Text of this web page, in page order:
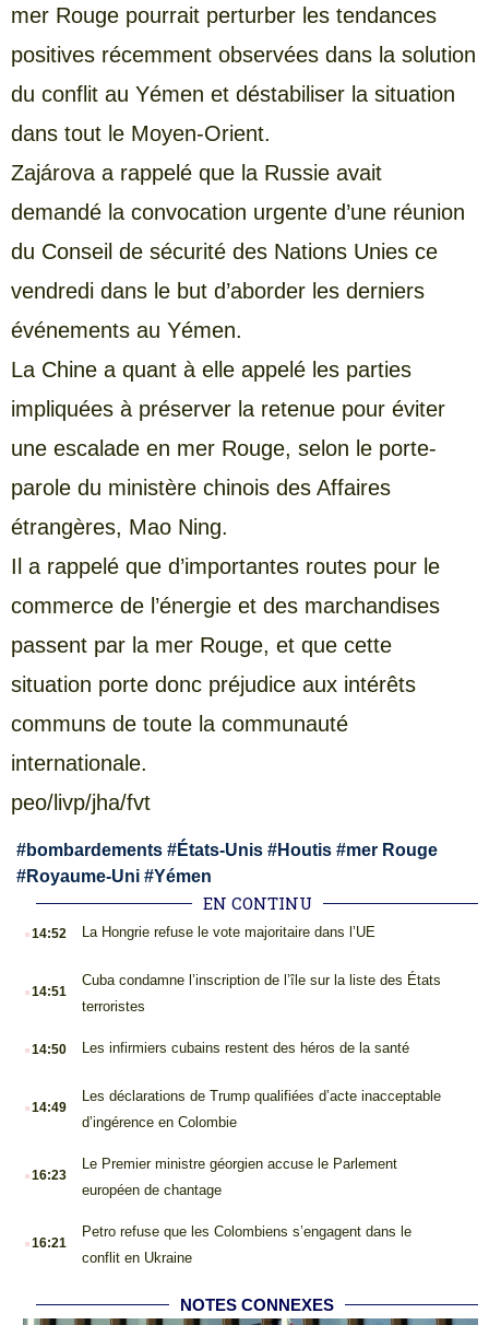
mer Rouge pourrait perturber les tendances
positives récemment observées dans la solution
du conflit au Yémen et déstabiliser la situation
dans tout le Moyen-Orient.
Zajárova a rappelé que la Russie avait
demandé la convocation urgente d’une réunion
du Conseil de sécurité des Nations Unies ce
vendredi dans le but d’aborder les derniers
événements au Yémen.
La Chine a quant à elle appelé les parties
impliquées à préserver la retenue pour éviter
une escalade en mer Rouge, selon le porte-
parole du ministère chinois des Affaires
étrangères, Mao Ning.
Il a rappelé que d’importantes routes pour le
commerce de l’énergie et des marchandises
passent par la mer Rouge, et que cette
situation porte donc préjudice aux intérêts
communs de toute la communauté
internationale.
peo/livp/jha/fvt
#bombardements #États-Unis #Houtis #mer Rouge
#Royaume-Uni #Yémen
EN CONTINU
.14:52 La Hongrie refuse le vote majoritaire dans l’UE
.14:51
Cuba condamne l’inscription de l’île sur la liste des États
terroristes
.14:50 Les infirmiers cubains restent des héros de la santé
.14:49
Les déclarations de Trump qualifiées d’acte inacceptable
d’ingérence en Colombie
.16:23
Le Premier ministre géorgien accuse le Parlement
européen de chantage
.16:21
Petro refuse que les Colombiens s’engagent dans le
conflit en Ukraine
NOTES CONNEXES